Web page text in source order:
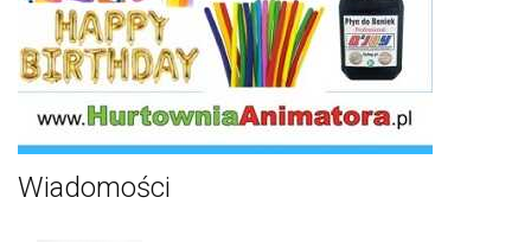
Wiadomości